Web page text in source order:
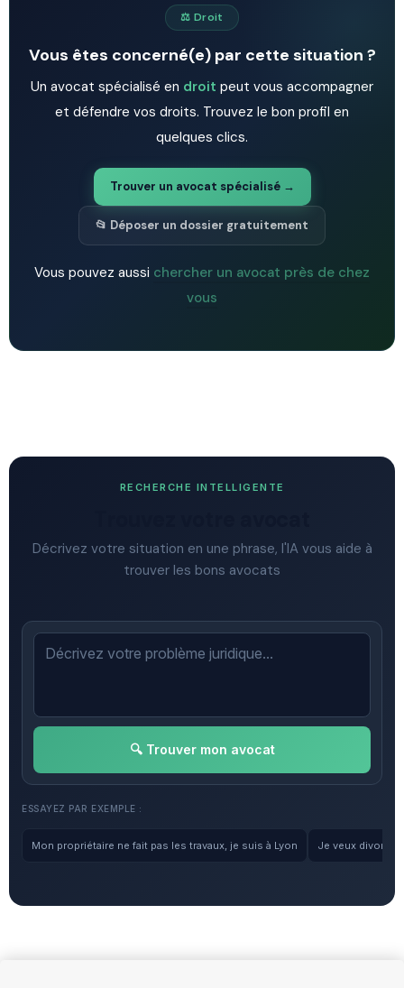
⚖️ Droit
Vous êtes concerné(e) par cette situation ?
Un avocat spécialisé en droit peut vous accompagner
et défendre vos droits. Trouvez le bon profil en
quelques clics.
Trouver un avocat spécialisé →
📂 Déposer un dossier gratuitement
Vous pouvez aussi chercher un avocat près de chez
vous
RECHERCHE INTELLIGENTE
Décrivez votre situation en une phrase, l'IA vous aide à
trouver les bons avocats
🔍 Trouver mon avocat
ESSAYEZ PAR EXEMPLE :
Mon propriétaire ne fait pas les travaux, je suis à Lyon Je veux